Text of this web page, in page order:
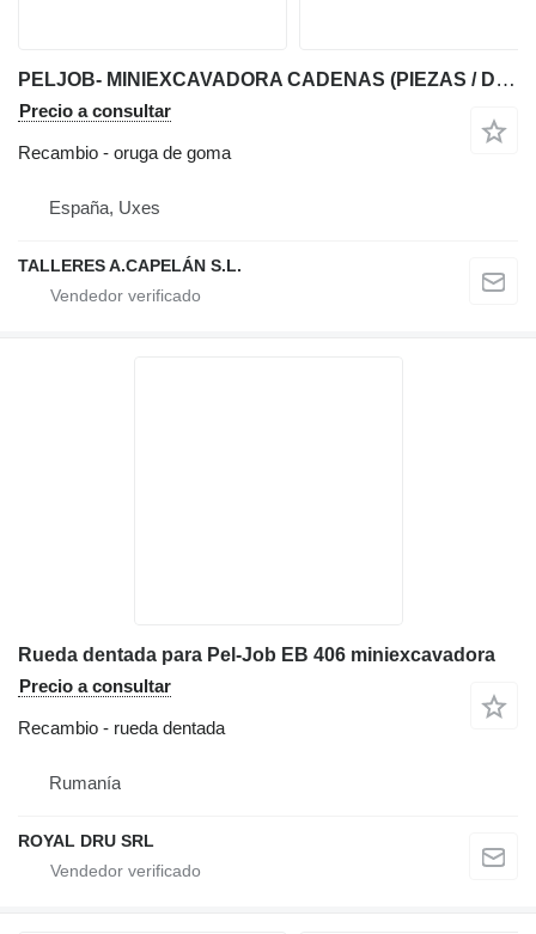
PELJOB- MINIEXCAVADORA CADENAS (PIEZAS / DESGUACE) oruga de goma para Pel-Job miniexcavadora para piezas
Precio a consultar
Recambio - oruga de goma
España, Uxes
TALLERES A.CAPELÁN S.L.
Rueda dentada para Pel-Job EB 406 miniexcavadora
Precio a consultar
Recambio - rueda dentada
Rumanía
ROYAL DRU SRL